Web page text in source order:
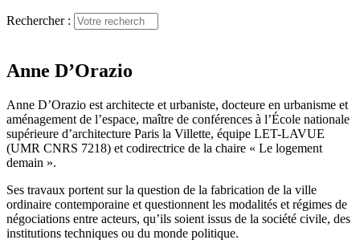
Rechercher :
Anne D’Orazio
Anne D’Orazio est architecte et urbaniste, docteure en urbanisme et
aménagement de l’espace, maître de conférences à l’École nationale
supérieure d’architecture Paris la Villette, équipe LET-LAVUE
(UMR CNRS 7218) et codirectrice de la chaire « Le logement
demain ».
Ses travaux portent sur la question de la fabrication de la ville
ordinaire contemporaine et questionnent les modalités et régimes de
négociations entre acteurs, qu’ils soient issus de la société civile, des
institutions techniques ou du monde politique.